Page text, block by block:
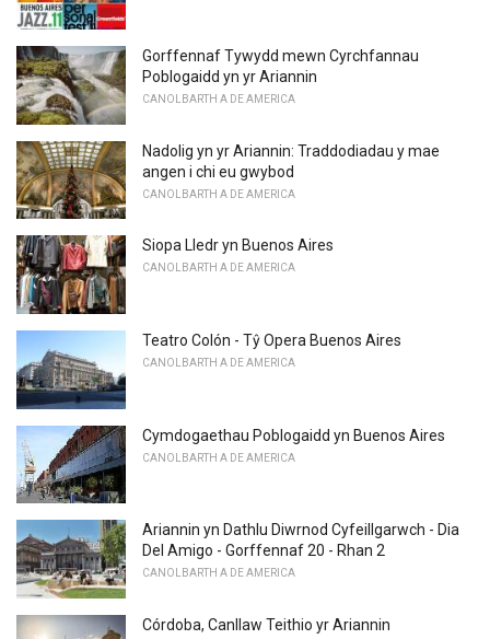
Gorffennaf Tywydd mewn Cyrchfannau
Poblogaidd yn yr Ariannin
CANOLBARTH A DE AMERICA
Nadolig yn yr Ariannin: Traddodiadau y mae
angen i chi eu gwybod
CANOLBARTH A DE AMERICA
Siopa Lledr yn Buenos Aires
CANOLBARTH A DE AMERICA
Teatro Colón - Tŷ Opera Buenos Aires
CANOLBARTH A DE AMERICA
Cymdogaethau Poblogaidd yn Buenos Aires
CANOLBARTH A DE AMERICA
Ariannin yn Dathlu Diwrnod Cyfeillgarwch - Dia
Del Amigo - Gorffennaf 20 - Rhan 2
CANOLBARTH A DE AMERICA
Córdoba, Canllaw Teithio yr Ariannin